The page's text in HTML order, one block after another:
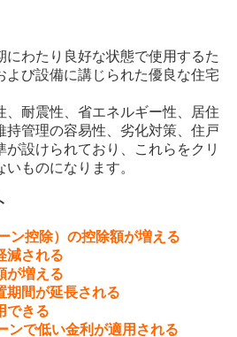
にわたり良好な状態で使用するた
よび設備に講じられた優良な住宅
、耐震性、省エネルギー性、居住
持管理の容易性、劣化対策、住戸
設けられており、これらをクリ
ものになります。
ン控除）の控除額が増える
減される
が増える
間が延長される
できる
で低い金利が適用される